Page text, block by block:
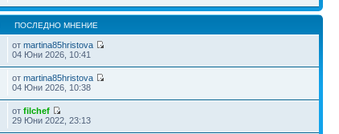
ПОСЛЕДНО МНЕНИЕ
отmartina85hristova
04 Юни 2026, 10:41
отmartina85hristova
04 Юни 2026, 10:38
отfilchef
29 Юни 2022, 23:13